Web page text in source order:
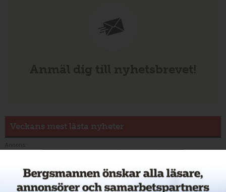
Veckans mest lästa nyheter